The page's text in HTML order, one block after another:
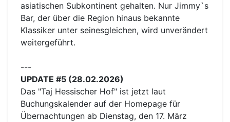
asiatischen Subkontinent gehalten. Nur Jimmy`s
Bar, der über die Region hinaus bekannte
Klassiker unter seinesgleichen, wird unverändert
weitergeführt.
---
UPDATE #5 (28.02.2026)
Das "Taj Hessischer Hof" ist jetzt laut
Buchungskalender auf der Homepage für
Übernachtungen ab Dienstag, den 17. März